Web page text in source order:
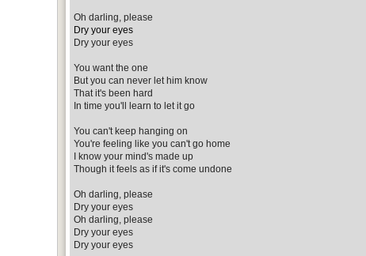
Oh darling, please
Dry your eyes
Dry your eyes
You want the one
But you can never let him know
That it's been hard
In time you'll learn to let it go
You can't keep hanging on
You're feeling like you can't go home
I know your mind's made up
Though it feels as if it's come undone
Oh darling, please
Dry your eyes
Oh darling, please
Dry your eyes
Dry your eyes